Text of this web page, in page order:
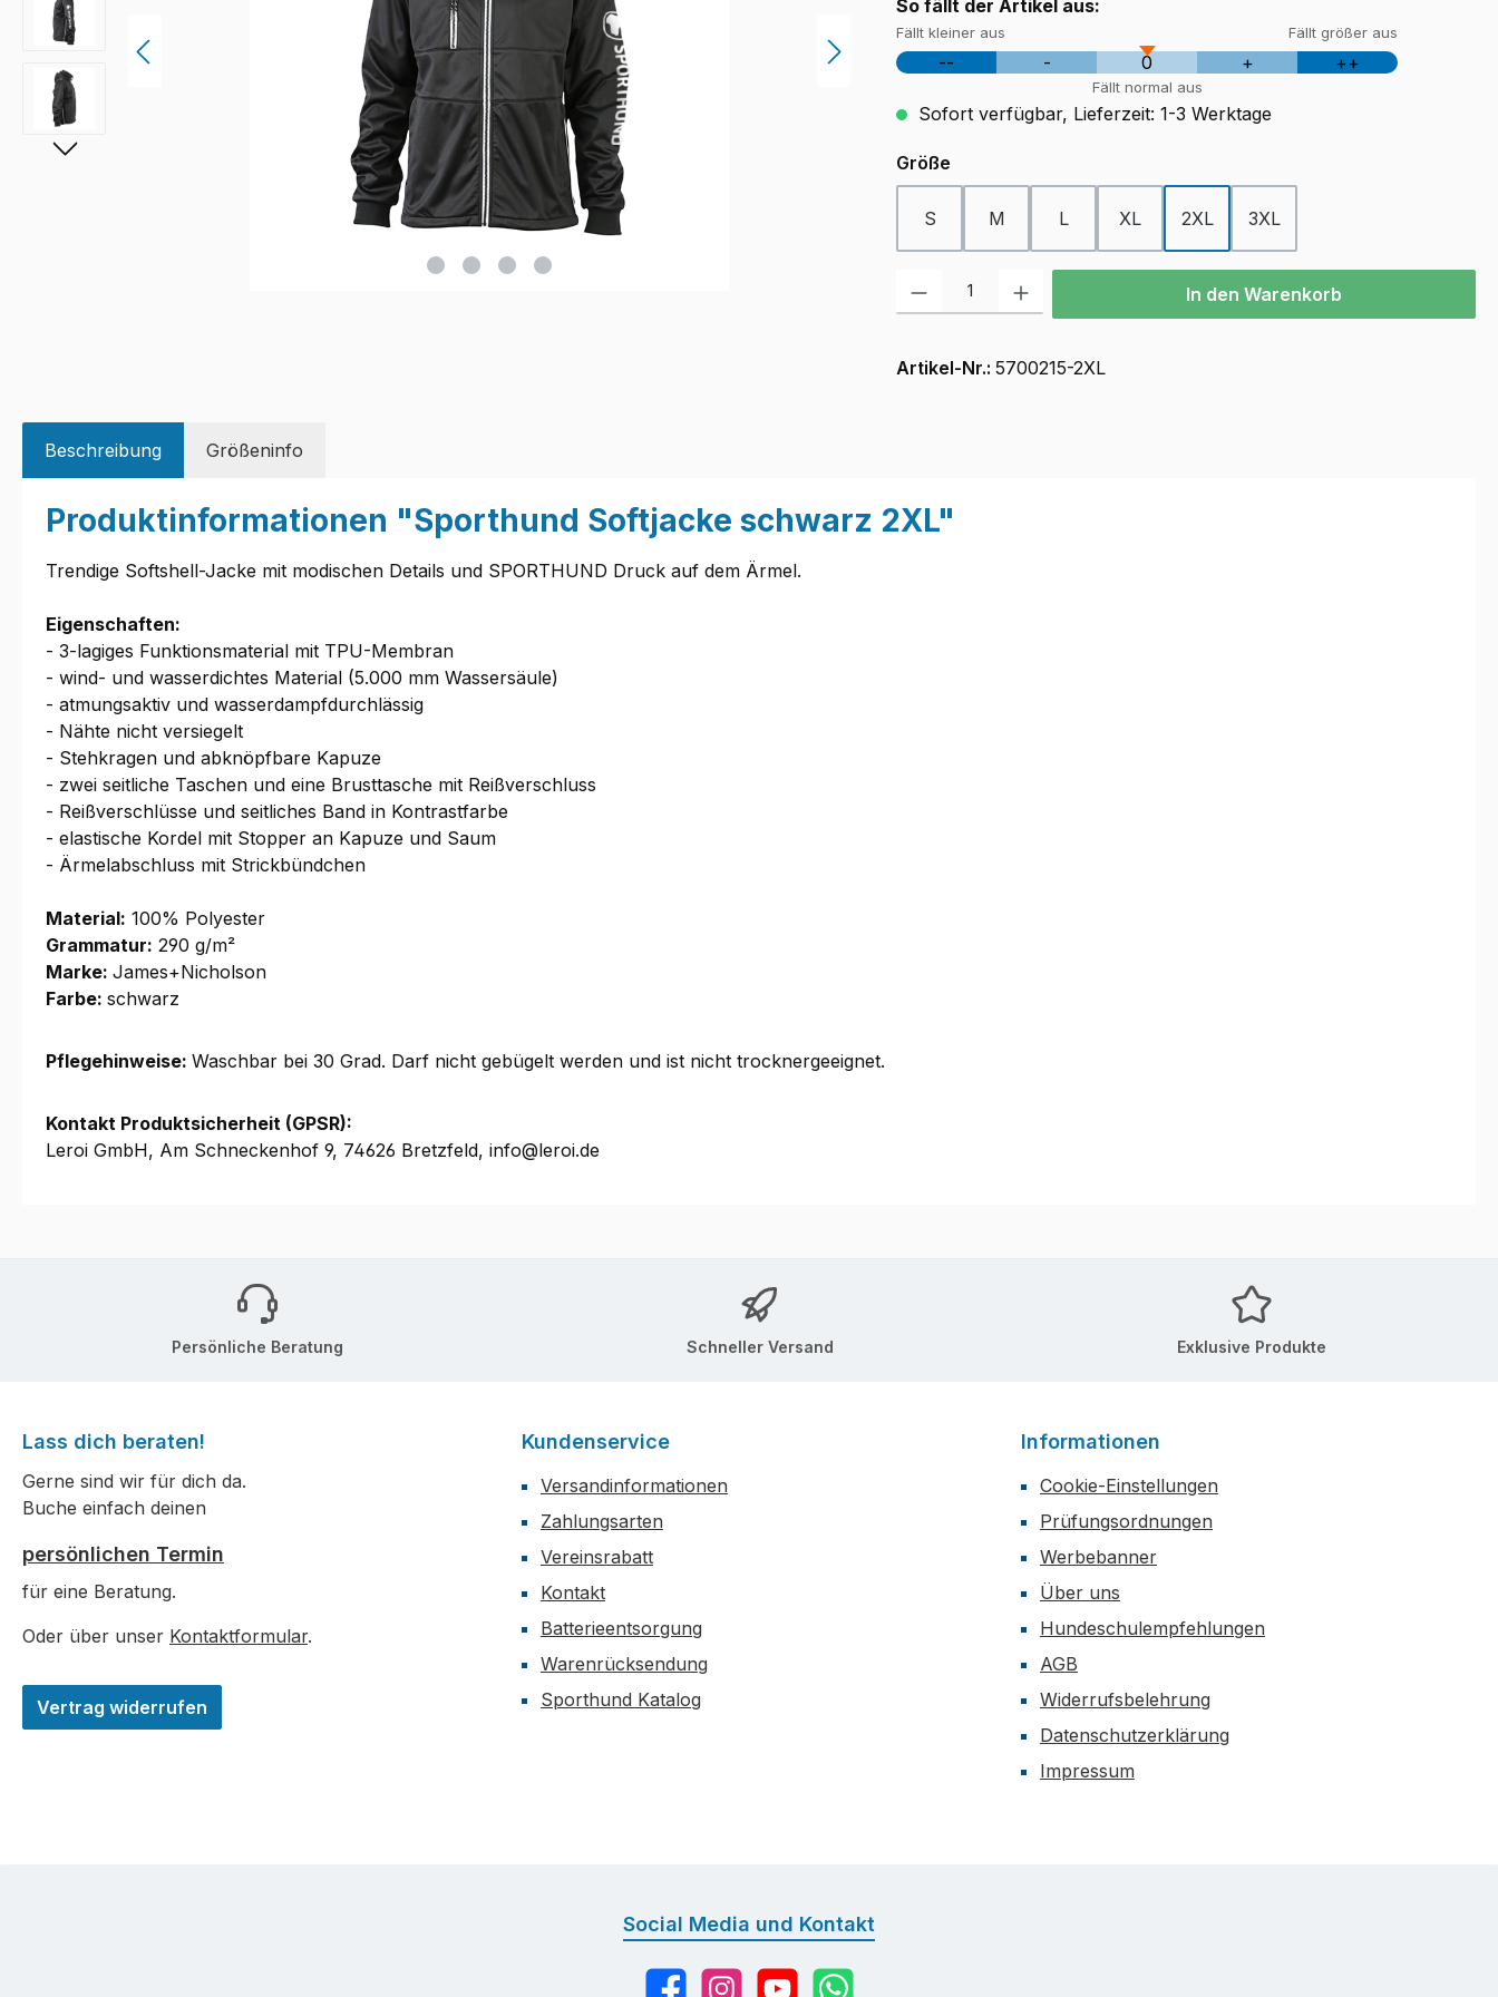
So fällt der Artikel aus:
Fällt kleiner aus Fällt größer aus
-- - 0 + ++
Fällt normal aus
Sofort verfügbar, Lieferzeit: 1-3 Werktage
Größe
S M L XL 2XL 3XL
Produkt Anzahl: Gib den gewünschten Wert ein oder benutze die Schaltflächen
In den Warenkorb
Artikel-Nr.: 5700215-2XL
Beschreibung Größeninfo
Produktinformationen "Sporthund Softjacke schwarz 2XL"
Trendige Softshell-Jacke mit modischen Details und SPORTHUND Druck auf dem Ärmel.
Eigenschaften:
- 3-lagiges Funktionsmaterial mit TPU-Membran
- wind- und wasserdichtes Material (5.000 mm Wassersäule)
- atmungsaktiv und wasserdampfdurchlässig
- Nähte nicht versiegelt
- Stehkragen und abknöpfbare Kapuze
- zwei seitliche Taschen und eine Brusttasche mit Reißverschluss
- Reißverschlüsse und seitliches Band in Kontrastfarbe
- elastische Kordel mit Stopper an Kapuze und Saum
- Ärmelabschluss mit Strickbündchen
Material: 100% Polyester
Grammatur: 290 g/m²
Marke: James+Nicholson
Farbe: schwarz
Pflegehinweise: Waschbar bei 30 Grad. Darf nicht gebügelt werden und ist nicht trocknergeeignet.
Kontakt Produktsicherheit (GPSR):
Leroi GmbH, Am Schneckenhof 9, 74626 Bretzfeld, info@leroi.de
Persönliche Beratung Schneller Versand Exklusive Produkte
Lass dich beraten!
Gerne sind wir für dich da.
Buche einfach deinen
persönlichen Termin
für eine Beratung.
Oder über unser Kontaktformular.
Vertrag widerrufen
Kundenservice
Versandinformationen
Zahlungsarten
Vereinsrabatt
Kontakt
Batterieentsorgung
Warenrücksendung
Sporthund Katalog
Informationen
Cookie-Einstellungen
Prüfungsordnungen
Werbebanner
Über uns
Hundeschulempfehlungen
AGB
Widerrufsbelehrung
Datenschutzerklärung
Impressum
Social Media und Kontakt